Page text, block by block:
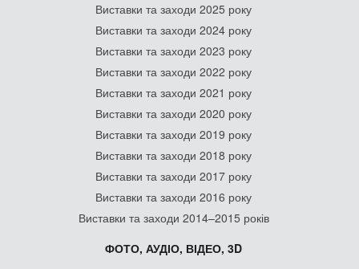
Виставки та заходи 2025 року
Виставки та заходи 2024 року
Виставки та заходи 2023 року
Виставки та заходи 2022 року
Виставки та заходи 2021 року
Виставки та заходи 2020 року
Виставки та заходи 2019 року
Виставки та заходи 2018 року
Виставки та заходи 2017 року
Виставки та заходи 2016 року
Виставки та заходи 2014–2015 років
ФОТО, АУДІО, ВІДЕО, 3D